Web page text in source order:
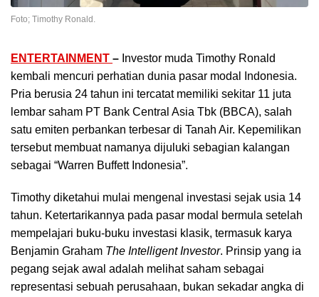
Foto; Timothy Ronald.
ENTERTAINMENT – Investor muda Timothy Ronald
kembali mencuri perhatian dunia pasar modal Indonesia.
Pria berusia 24 tahun ini tercatat memiliki sekitar 11 juta
lembar saham PT Bank Central Asia Tbk (BBCA), salah
satu emiten perbankan terbesar di Tanah Air. Kepemilikan
tersebut membuat namanya dijuluki sebagian kalangan
sebagai “Warren Buffett Indonesia”.
Timothy diketahui mulai mengenal investasi sejak usia 14
tahun. Ketertarikannya pada pasar modal bermula setelah
mempelajari buku-buku investasi klasik, termasuk karya
Benjamin Graham The Intelligent Investor. Prinsip yang ia
pegang sejak awal adalah melihat saham sebagai
representasi sebuah perusahaan, bukan sekadar angka di